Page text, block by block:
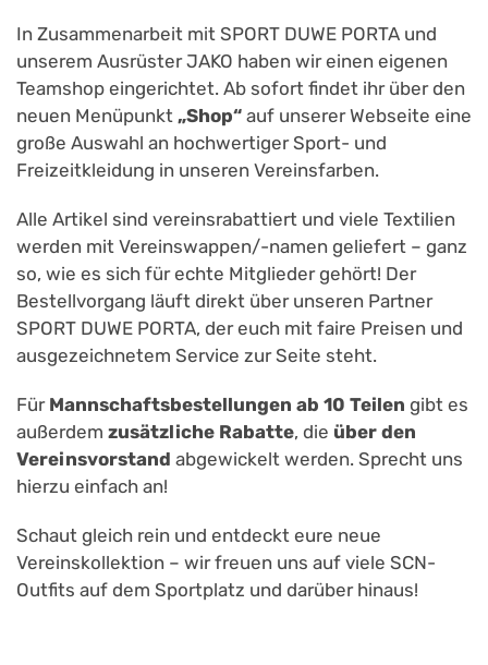
In Zusammenarbeit mit SPORT DUWE PORTA und
unserem Ausrüster JAKO haben wir einen eigenen
Teamshop eingerichtet. Ab sofort findet ihr über den
neuen Menüpunkt „Shop“ auf unserer Webseite eine
große Auswahl an hochwertiger Sport- und
Freizeitkleidung in unseren Vereinsfarben.
Alle Artikel sind vereinsrabattiert und viele Textilien
werden mit Vereinswappen/-namen geliefert – ganz
so, wie es sich für echte Mitglieder gehört! Der
Bestellvorgang läuft direkt über unseren Partner
SPORT DUWE PORTA, der euch mit faire Preisen und
ausgezeichnetem Service zur Seite steht.
Für Mannschaftsbestellungen ab 10 Teilen gibt es
außerdem zusätzliche Rabatte, die über den
Vereinsvorstand abgewickelt werden. Sprecht uns
hierzu einfach an!
Schaut gleich rein und entdeckt eure neue
Vereinskollektion – wir freuen uns auf viele SCN-
Outfits auf dem Sportplatz und darüber hinaus!